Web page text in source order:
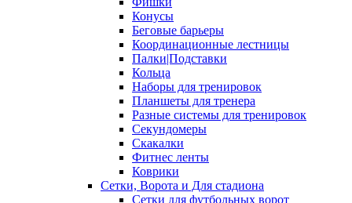
Конусы
Беговые барьеры
Координационные лестницы
Палки|Подставки
Кольца
Наборы для тренировок
Планшеты для тренера
Разные системы для тренировок
Секундомеры
Скакалки
Фитнес ленты
Коврики
Сетки, Ворота и Для стадиона
Сетки для футбольных ворот